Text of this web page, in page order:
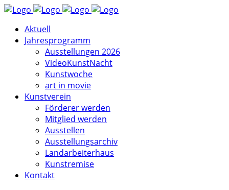
Aktuell
Jahresprogramm
Ausstellungen 2026
VideoKunstNacht
Kunstwoche
art in movie
Kunstverein
Förderer werden
Mitglied werden
Ausstellen
Ausstellungsarchiv
Landarbeiterhaus
Kunstremise
Kontakt